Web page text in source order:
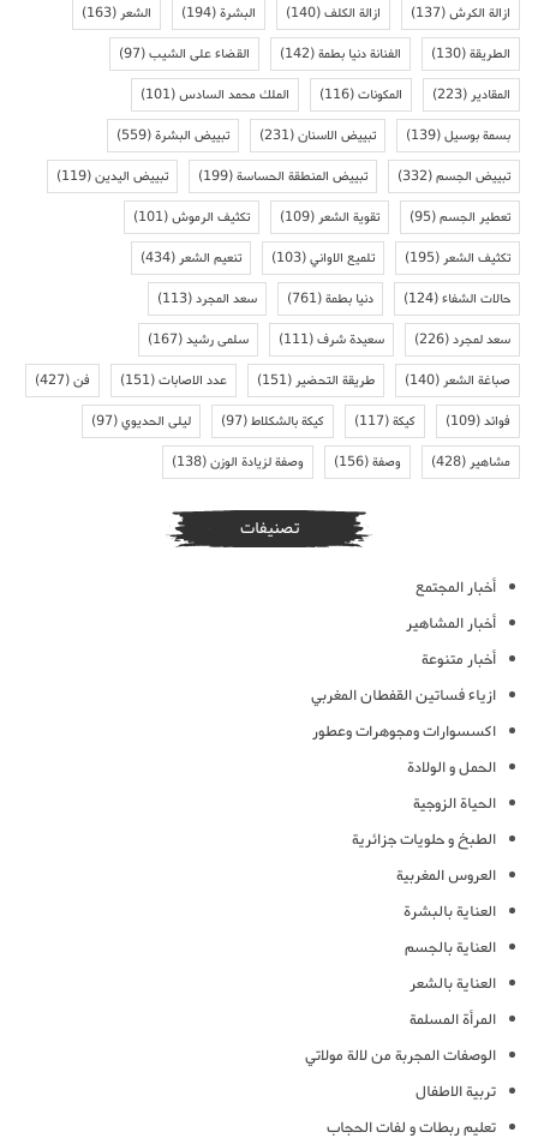
ازالة الكرش(137) ازالة الكلف(140) البشرة(194) الشعر(163)
الطريقة(130) الفنانة دنيا بطمة(142) القضاء على الشيب(97)
المقادير(223) المكونات(116) الملك محمد السادس(101)
بسمة بوسيل(139) تبييض الاسنان(231) تبييض البشرة(559)
تبييض الجسم(332) تبييض المنطقة الحساسة(199) تبييض اليدين(119)
تعطير الجسم(95) تقوية الشعر(109) تكثيف الرموش(101)
تكثيف الشعر(195) تلميع الاواني(103) تنعيم الشعر(434)
حالات الشفاء(124) دنيا بطمة(761) سعد المجرد(113)
سعد لمجرد(226) سعيدة شرف(111) سلمى رشيد(167)
صباغة الشعر(140) طريقة التحضير(151) عدد الاصابات(151) فن(427)
فوائد(109) كيكة(117) كيكة بالشكلاط(97) ليلى الحديوي(97)
مشاهير(428) وصفة(156) وصفة لزيادة الوزن(138)
تصنيفات
أخبار المجتمع
أخبار المشاهير
أخبار متنوعة
ازياء فساتين القفطان المغربي
اكسسوارات ومجوهرات وعطور
الحمل و الولادة
الحياة الزوجية
الطبخ و حلويات جزائرية
العروس المغربية
العناية بالبشرة
العناية بالجسم
العناية بالشعر
المرأة المسلمة
الوصفات المجربة من لالة مولاتي
تربية الاطفال
تعليم ربطات و لفات الحجاب